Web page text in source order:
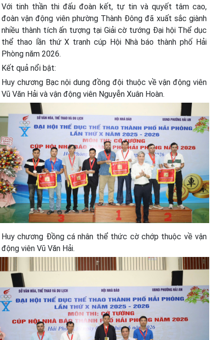
Với tinh thần thi đấu đoàn kết, tự tin và quyết tâm cao,
đoàn vận động viên phường Thành Đông đã xuất sắc giành
nhiều thành tích ấn tượng tại Giải cờ tướng Đại hội Thể dục
thể thao lần thứ X tranh cúp Hội Nhà báo thành phố Hải
Phòng năm 2026.
Kết quả nổi bật:
Huy chương Bạc nội dung đồng đội thuộc về vận động viên
Vũ Văn Hải và vận động viên Nguyễn Xuân Hoàn.
Huy chương Đồng cá nhân thể thức cờ chớp thuộc về vận
động viên Vũ Văn Hải.